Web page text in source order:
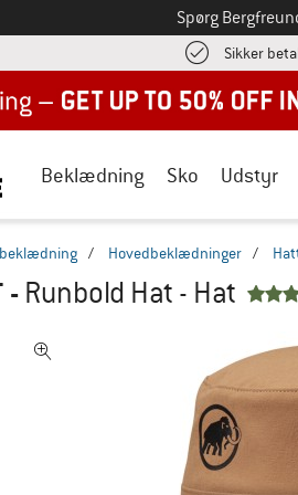
Spørg
Sikker
Beklædning Sko Udstyr
/ Hovedbeklædninger /
- Runbold Hat - Hat